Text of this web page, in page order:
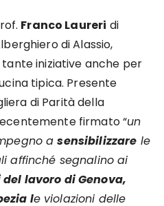
Franco Laureri di
di Alassio,
iniziative anche per
tipica. Presente
di Parità della
firmato “un
asensibilizzare le
affinché segnalino ai
lavoro di Genova,
le violazioni delle